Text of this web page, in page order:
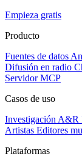
Empieza gratis
Producto
Fuentes de datos
Difusión en radio
Servidor MCP
Casos de uso
Investigación A&R
Artistas Editores
Plataformas